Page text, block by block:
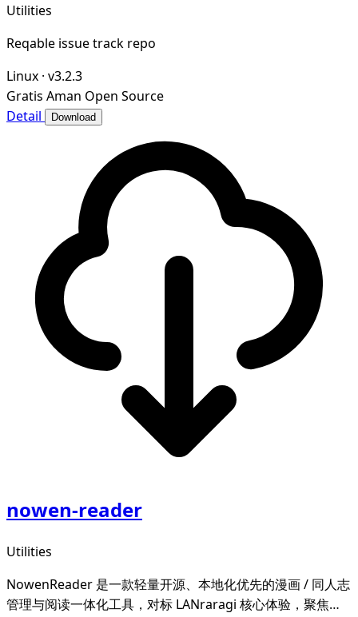
Utilities
Reqable issue track repo
Linux · v3.2.3
Gratis Aman Open Source
Detail
Download
nowen-reader
Utilities
NowenReader 是一款轻量开源、本地化优先的漫画 / 同人志
管理与阅读一体化工具，对标 LANraragi 核心体验，聚焦本